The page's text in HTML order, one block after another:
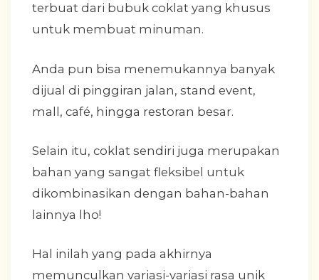
terbuat dari bubuk coklat yang khusus
untuk membuat minuman.
Anda pun bisa menemukannya banyak
dijual di pinggiran jalan, stand event,
mall, café, hingga restoran besar.
Selain itu, coklat sendiri juga merupakan
bahan yang sangat fleksibel untuk
dikombinasikan dengan bahan-bahan
lainnya lho!
Hal inilah yang pada akhirnya
memunculkan variasi-variasi rasa unik